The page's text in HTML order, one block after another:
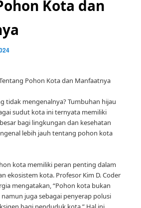
Kota dan
Pohon Kota dan Manfaatnya
tidak mengenalnya? Tumbuhan hijau
sudut kota ini ternyata memiliki
bagi lingkungan dan kesehatan
lebih jauh tentang pohon kota
kota memiliki peran penting dalam
ekosistem kota. Profesor Kim D. Coder
mengatakan, “Pohon kota bukan
namun juga sebagai penyerap polusi